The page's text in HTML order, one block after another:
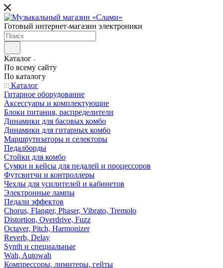
Готовый интернет-магазин электроники
Каталог
По всему сайту
По каталогу
Каталог
Гитарное оборудование
Аксессуары и комплектующие
Блоки питания, распределители
Динамики для басовых комбо
Динамики для гитарных комбо
Маршрутизаторы и селекторы
Педалборды
Стойки для комбо
Сумки и кейсы для педалей и процессоров
Футсвитчи и контроллеры
Чехлы для усилителей и кабинетов
Электронные лампы
Педали эффектов
Chorus, Flanger, Phaser, Vibrato, Tremolo
Distortion, Overdrive, Fuzz
Octaver, Pitch, Harmonizer
Reverb, Delay
Synth и специальные
Wah, Autowah
Компрессоры, лимитеры, гейты